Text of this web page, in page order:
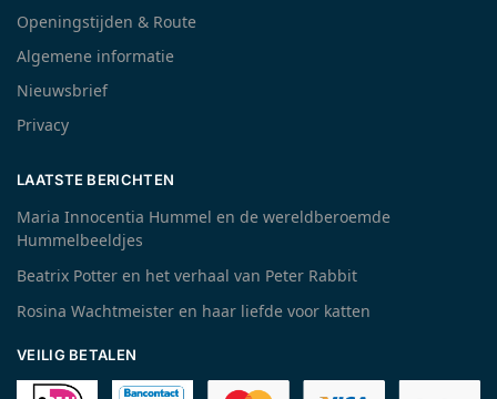
Openingstijden & Route
Algemene informatie
Nieuwsbrief
Privacy
LAATSTE BERICHTEN
Maria Innocentia Hummel en de wereldberoemde
Hummelbeeldjes
Beatrix Potter en het verhaal van Peter Rabbit
Rosina Wachtmeister en haar liefde voor katten
VEILIG BETALEN